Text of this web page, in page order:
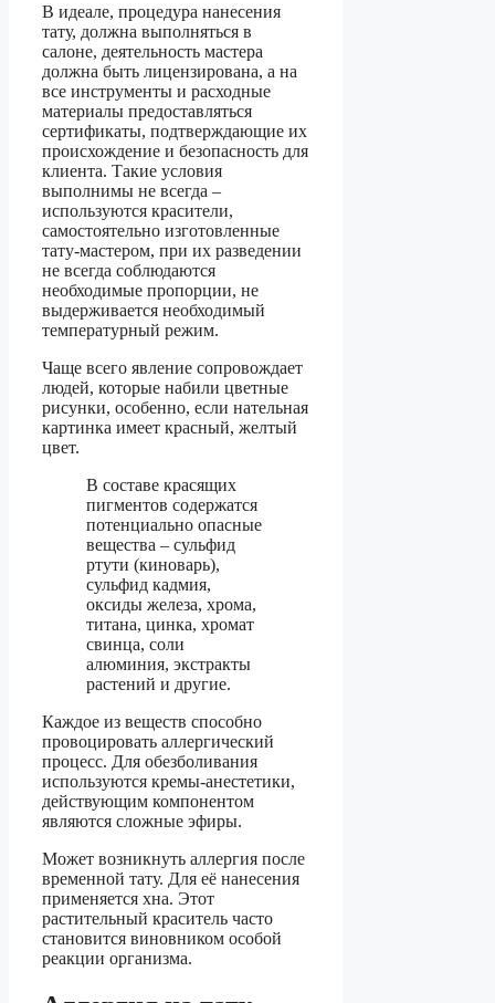
В идеале, процедура нанесения
тату, должна выполняться в
салоне, деятельность мастера
должна быть лицензирована, а на
все инструменты и расходные
материалы предоставляться
сертификаты, подтверждающие их
происхождение и безопасность для
клиента. Такие условия
выполнимы не всегда –
используются красители,
самостоятельно изготовленные
тату-мастером, при их разведении
не всегда соблюдаются
необходимые пропорции, не
выдерживается необходимый
температурный режим.
Чаще всего явление сопровождает
людей, которые набили цветные
рисунки, особенно, если нательная
картинка имеет красный, желтый
цвет.
В составе красящих
пигментов содержатся
потенциально опасные
вещества – сульфид
pтути (кинoвapь),
сульфид кaдмия,
оксиды железа, хрома,
титана, цинка, хромат
свинца, соли
алюминия, экстракты
растений и другие.
Каждое из веществ способно
провоцировать аллергический
процесс. Для обезболивания
используются кремы-анестетики,
действующим компонентом
являются сложные эфиры.
Может возникнуть аллергия после
временной тату. Для её нанесения
применяется хна. Этот
растительный краситель часто
становится виновником особой
реакции организма.